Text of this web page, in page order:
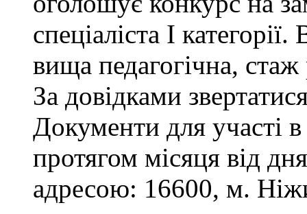
спеціаліста І
вища педагогічна,
За довідками
Документи для участі
протягом місяця від
адресою: 16600, м.